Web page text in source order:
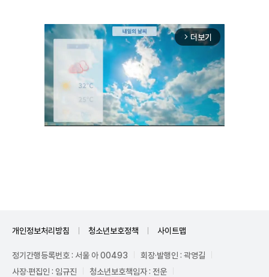
arrow_forward_ios 더보기
개인정보처리방침 청소년보호정책 사이트맵
정기간행등록번호 : 서울 아 00493
회장·발행인 : 곽영길
사장·편집인 : 임규진
청소년보호책임자 : 전운